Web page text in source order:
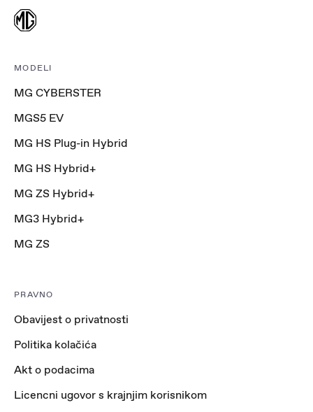
MODELI
MG CYBERSTER
MGS5 EV
MG HS Plug-in Hybrid
MG HS Hybrid+
MG ZS Hybrid+
MG3 Hybrid+
MG ZS
PRAVNO
Obavijest o privatnosti
Politika kolačića
Akt o podacima
Licencni ugovor s krajnjim korisnikom